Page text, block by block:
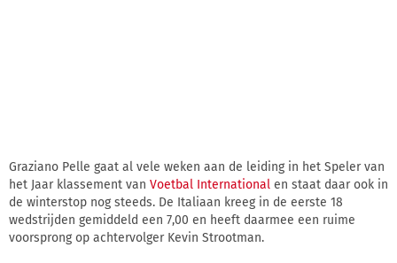
Graziano Pelle gaat al vele weken aan de leiding in het Speler van
het Jaar klassement van Voetbal International en staat daar ook in
de winterstop nog steeds. De Italiaan kreeg in de eerste 18
wedstrijden gemiddeld een 7,00 en heeft daarmee een ruime
voorsprong op achtervolger Kevin Strootman.